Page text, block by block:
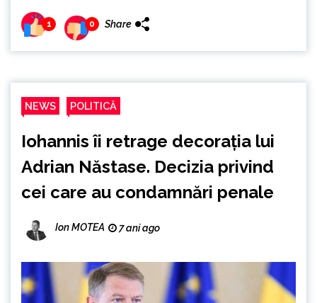
1 0 Share
NEWS POLITICĂ
Iohannis îi retrage decoraţia lui
Adrian Năstase. Decizia privind
cei care au condamnări penale
Ion MOTEA 7 ani ago